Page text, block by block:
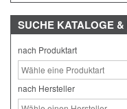
SUCHE KATALOGE
nach Produktart
nach Hersteller